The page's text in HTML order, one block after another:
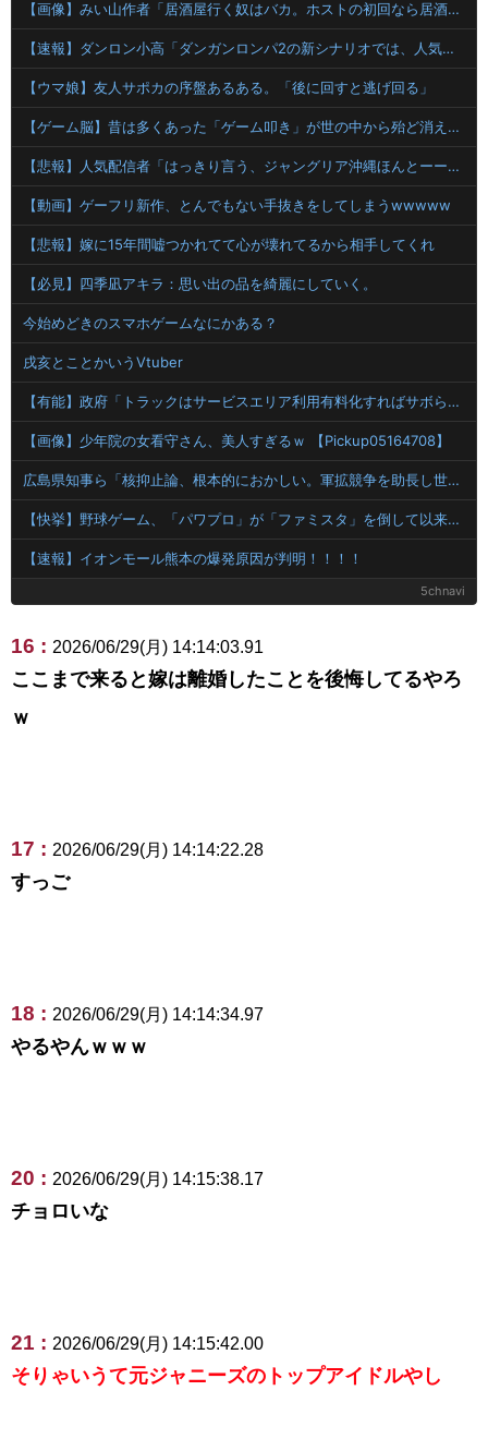
【画像】みい山作者「居酒屋行く奴はバカ。ホストの初回なら居酒屋より安く飲めてイケメンにチヤホヤされる」
【速報】ダンロン小高「ダンガンロンパ2の新シナリオでは、人気キャラも殺していきますw」
【ウマ娘】友人サポカの序盤あるある。「後に回すと逃げ回る」
【ゲーム脳】昔は多くあった「ゲーム叩き」が世の中から殆ど消えてしまった理由wwwwwwwwwwwwww
【悲報】人気配信者「はっきり言う、ジャングリア沖縄ほんとーーーーーーーーにおもんない！！！！」→炎上
【動画】ゲーフリ新作、とんでもない手抜きをしてしまうwwwww
【悲報】嫁に15年間嘘つかれてて心が壊れてるから相手してくれ
【必見】四季凪アキラ：思い出の品を綺麗にしていく。
今始めどきのスマホゲームなにかある？
戌亥とことかいうVtuber
【有能】政府「トラックはサービスエリア利用有料化すればサボらず走るし流問題解決じゃね？」
【画像】少年院の女看守さん、美人すぎるｗ 【Pickup05164708】
広島県知事ら「核抑止論、根本的におかしい。軍拡競争を助長し世界を不安定化させるだけ」
【快挙】野球ゲーム、「パワプロ」が「ファミスタ」を倒して以来30年頂点に居座っている件
【速報】イオンモール熊本の爆発原因が判明！！！！
5chnavi
16 : 2026/06/29(月) 14:14:03.91
ここまで来ると嫁は離婚したことを後悔してるやろ
ｗ
17 : 2026/06/29(月) 14:14:22.28
すっご
18 : 2026/06/29(月) 14:14:34.97
やるやんｗｗｗ
20 : 2026/06/29(月) 14:15:38.17
チョロいな
21 : 2026/06/29(月) 14:15:42.00
そりゃいうて元ジャニーズのトップアイドルやし